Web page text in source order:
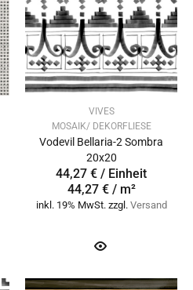
VIVES
MOSAIK/ DEKORFLIESE
Vodevil Bellaria-2 Sombra
20x20
44,27 € / Einheit
44,27 € / m²
inkl. 19% MwSt. zzgl. Versand